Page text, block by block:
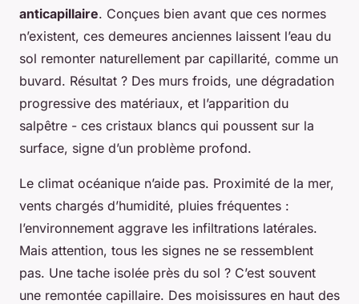
anticapillaire. Conçues bien avant que ces normes
n’existent, ces demeures anciennes laissent l’eau du
sol remonter naturellement par capillarité, comme un
buvard. Résultat ? Des murs froids, une dégradation
progressive des matériaux, et l’apparition du
salpêtre - ces cristaux blancs qui poussent sur la
surface, signe d’un problème profond.
Le climat océanique n’aide pas. Proximité de la mer,
vents chargés d’humidité, pluies fréquentes :
l’environnement aggrave les infiltrations latérales.
Mais attention, tous les signes ne se ressemblent
pas. Une tache isolée près du sol ? C’est souvent
une remontée capillaire. Des moisissures en haut des